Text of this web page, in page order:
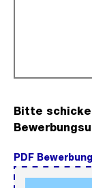
Bitte
PDF